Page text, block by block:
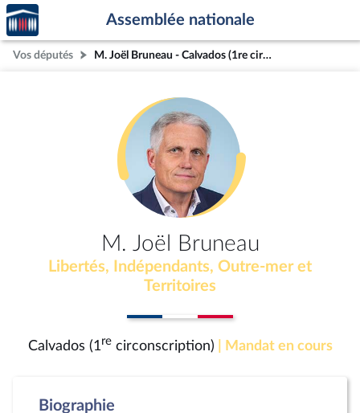
Aller au contenu
Aller en bas de la page
Accèder
à la
page
d'accueil
Assemblée nationale
Vos députés M. Joël Bruneau - Calvados (1re circonscription)
M. Joël Bruneau
Libertés, Indépendants, Outre-mer et
Territoires
Calvados (1recirconscription) | Mandat en cours
Biographie